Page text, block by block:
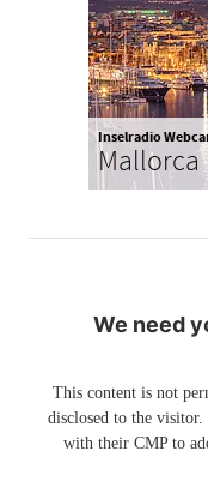
Inselradio
Mallorca
We need
This content is not
disclosed to the visitor.
with their CMP to